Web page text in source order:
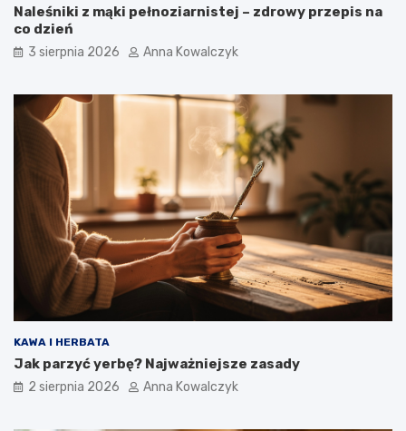
Naleśniki z mąki pełnoziarnistej – zdrowy przepis na
co dzień
3 sierpnia 2026 Anna Kowalczyk
KAWA I HERBATA
Jak parzyć yerbę? Najważniejsze zasady
2 sierpnia 2026 Anna Kowalczyk